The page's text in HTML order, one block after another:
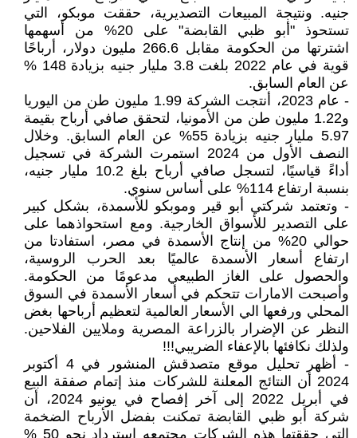
جنيه. ونتيجة المبيعات التصديرية، حققت موبكو، التي
تستحوذ "أبو ظبي القابضة" على 20% من أسهمها
اشترتها من الحكومة مقابل 266.6 مليون دولار، أرباحًا
قوية في عام 2022 بلغت 3.8 مليار جنيه بزيادة 148 %
عن العام السابق.
- عام 2023، أنتجت الشركة 1.99 مليون طن من اليوريا
و1.22 مليون طن من الأمونيا، لتحقق صافي أرباح بقيمة
5.97 مليار جنيه بزيادة 55% عن العام السابق. وخلال
النصف الأول من 2024 استمرت الشركة في تسجيل
أداءً قياسيًا، لتسجل صافي أرباح بلغ 10.2 مليار جنيه،
بنسبة ارتفاع 114% على أساس سنوي.
- وتعتمد شركتي أبو قير وموبكو للأسمدة، بشكل كبير
على التصدير للأسواق الخارجية. ومع استحواذهما على
حوالي 20% من إنتاج الأسمدة في مصر، استفادتا من
ارتفاع أسعار الأسمدة عالميًا بعد الحرب الروسية،
والحصول على الغاز الطبيعي مدعومًا من الحكومة.
وأصبحت الامارات تتحكم في أسعار الأسمدة في السوق
المحلي ورفعها الي الأسعار العالمية لتعظيم أرباحها بغض
النظر عن الإضرار بالزراعة المصرية وملايين الفلاحين.
ولذلك نكافئها بالإعفاء الضريبي!!!
- أظهر تحليل موقع متصدقش المنشور في 4 أكتوبر
2024 أن النتائج المعلنة للشركات منذ إتمام صفقة البيع
في أبريل 2022 إلى آخر إفصاح في يونيو 2024، أن
شركة أبو ظبي القابضة تمكنت بفضل الأرباح الضخمة
التي حققتها هذه الشركات مجتمعه استرداد نحو 50 %